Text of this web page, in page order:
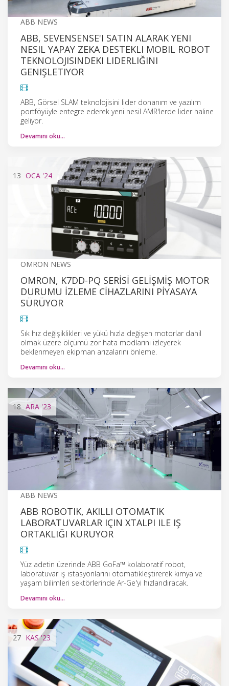
ABB NEWS
ABB, SEVENSENSE'I SATIN ALARAK YENI
NESIL YAPAY ZEKA DESTEKLI MOBIL ROBOT
TEKNOLOJISINDEKI LIDERLIĞINI
GENIŞLETIYOR
ABB, Görsel SLAM teknolojisini lider donanım ve yazılım
portföyüyle entegre ederek yeni nesil AMR'lerde lider haline
geliyor.
Devamını oku…
13 OCA '24
OMRON NEWS
OMRON, K7DD-PQ SERISI GELIŞMIŞ MOTOR
DURUMU IZLEME CIHAZLARINI PIYASAYA
SÜRÜYOR
Sık hız değişiklikleri ve yükü hızla değişen motorlar dahil
olmak üzere ölçümü zor hata modlarını izleyerek
beklenmeyen ekipman arızalarını önleme.
Devamını oku…
18 ARA '23
ABB NEWS
ABB ROBOTIK, AKILLI OTOMATIK
LABORATUVARLAR IÇIN XTALPI ILE IŞ
ORTAKLIĞI KURUYOR
Yüz adetin üzerinde ABB GoFa™ kolaboratif robot,
laboratuvar iş istasyonlarını otomatikleştirerek kimya ve
yaşam bilimleri sektörlerinde Ar-Ge'yi hızlandıracak.
Devamını oku…
27 KAS'23